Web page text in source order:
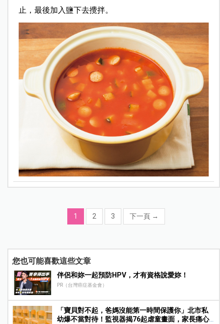
止，最後加入鹽下去攪拌。
1 2 3 下一頁 →
您也可能喜歡這些文章
伴侶和妳一起預防HPV，才有資格說愛妳！
PR（台灣癌症基金會）
「寶貝對不起，爸媽沒能第一時間保護你」北市私
幼爆不當對待！監視器揭76起虐童畫面，家長痛心